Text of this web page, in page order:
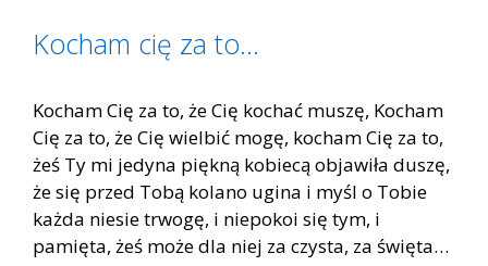
Kocham cię za to…
Kocham Cię za to, że Cię kochać muszę, Kocham
Cię za to, że Cię wielbić mogę, kocham Cię za to,
żeś Ty mi jedyna piękną kobiecą objawiła duszę,
że się przed Tobą kolano ugina i myśl o Tobie
każda niesie trwogę, i niepokoi się tym, i
pamięta, żeś może dla niej za czysta, za święta…